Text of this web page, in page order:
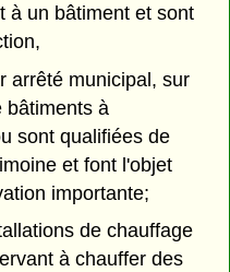
à un bâtiment et sont
arrêté municipal, sur
bâtiments à
sont qualifiées de
et font l'objet
importante;
de chauffage
à chauffer des